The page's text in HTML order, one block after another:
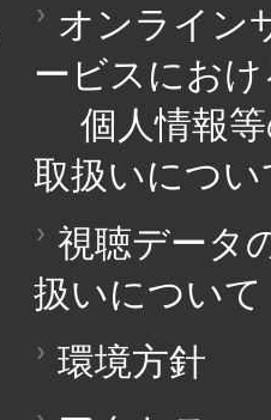
オンライン
ービスにお
個人情報
取扱いについ
視聴データ
扱いについて
環境方針